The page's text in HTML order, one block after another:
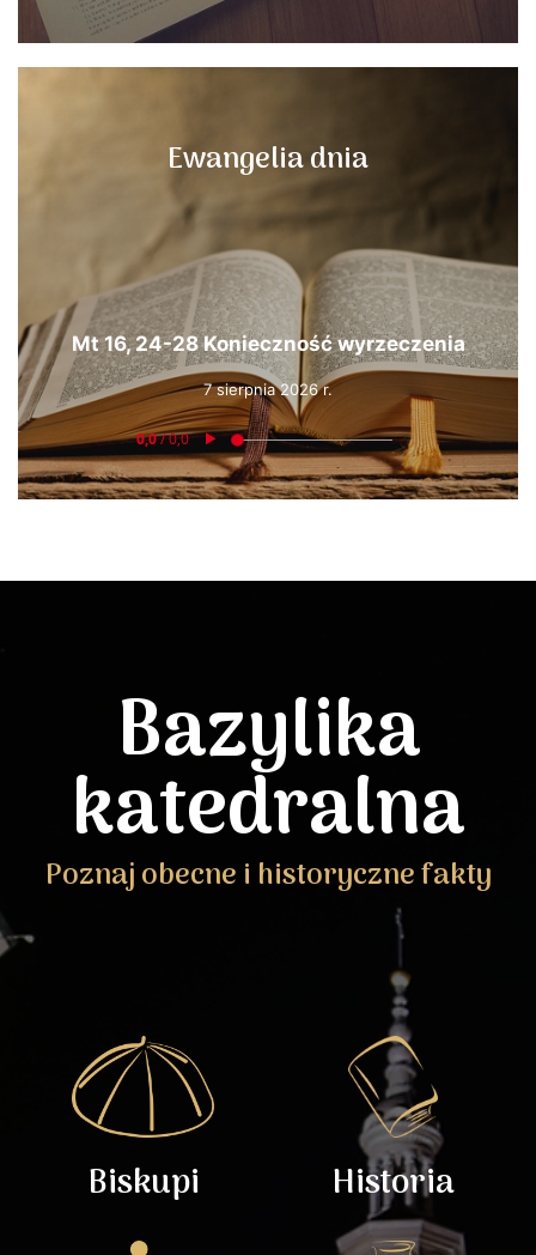
Ewangelia dnia
Mt 16, 24-28 Konieczność wyrzeczenia
7 sierpnia 2026 r.
Bazylika
katedralna
Poznaj obecne i historyczne fakty
Biskupi Historia